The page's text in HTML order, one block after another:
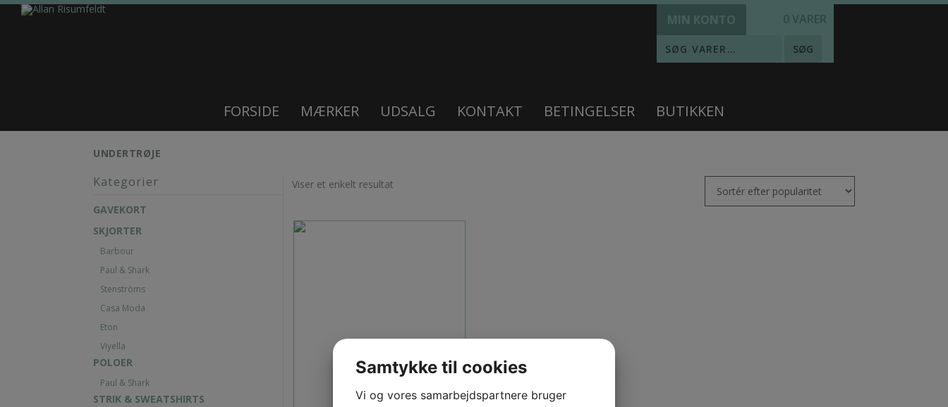
MIN KONTO 0 VARER
SØG
FORSIDE MÆRKER UDSALG KONTAKT BETINGELSER BUTIKKEN
UNDERTRØJE
Viser et enkelt resultat
Kategorier
GAVEKORT
SKJORTER
Barbour
Paul & Shark
Stenströms
Casa Moda
Eton
Viyella
POLOER
Paul & Shark
STRIK & SWEATSHIRTS
Samtykke til cookies
Vi og vores samarbejdspartnere bruger